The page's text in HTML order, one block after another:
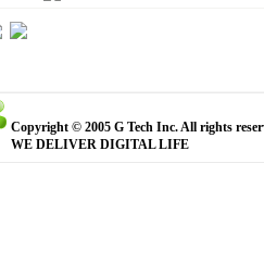
Copyright © 2005 G Tech Inc. All rights
WE DELIVER DIGITAL LIFE